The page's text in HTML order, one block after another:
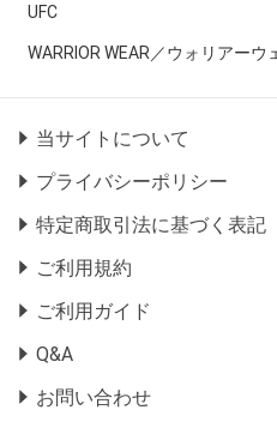
UFC
WARRIOR WEAR／ウォリアーウ
当サイトについて
プライバシーポリシー
特定商取引法に基づく表記
ご利用規約
ご利用ガイド
Q&A
お問い合わせ